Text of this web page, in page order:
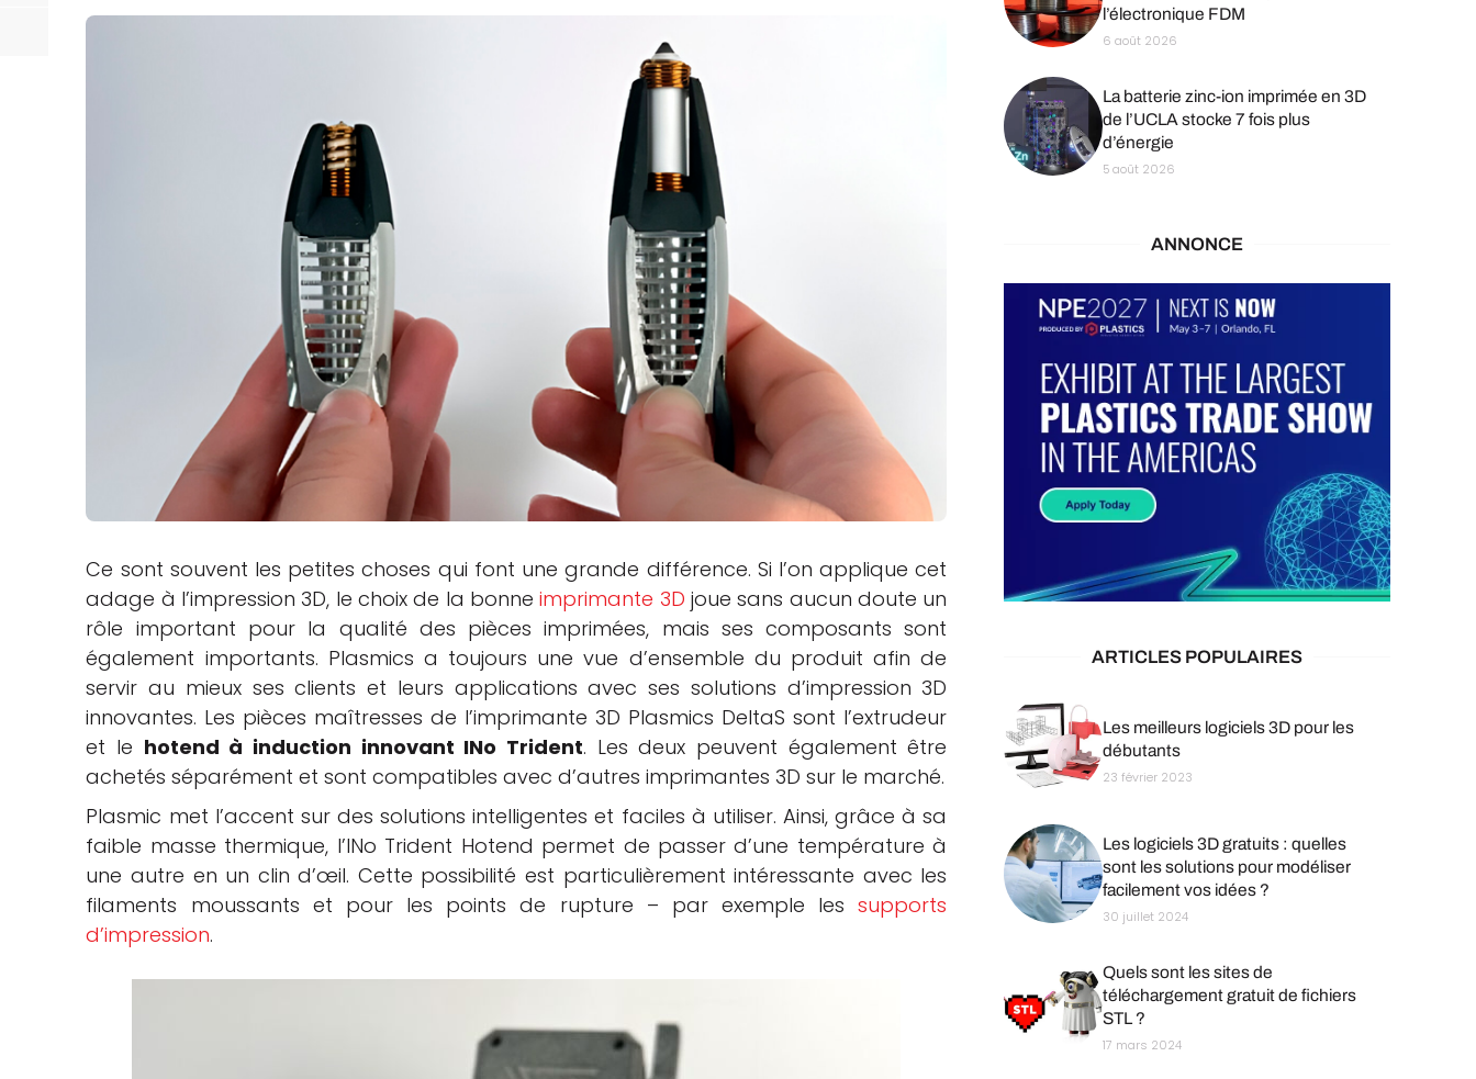
Ce sont souvent les petites choses qui font une grande différence. Si l’on applique cet
adage à l’impression 3D, le choix de la bonneimprimante 3D joue sans aucun doute un
rôle important pour la qualité des pièces imprimées, mais ses composants sont
également importants. Plasmics a toujours une vue d’ensemble du produit afin de
servir au mieux ses clients et leurs applications avec ses solutions d’impression 3D
innovantes. Les pièces maîtresses de l’imprimante 3D Plasmics DeltaS sont l’extrudeur
et le hotend à induction innovant INo Trident. Les deux peuvent également être
achetés séparément et sont compatibles avec d’autres imprimantes 3D sur le marché.
Plasmic met l’accent sur des solutions intelligentes et faciles à utiliser. Ainsi, grâce à sa
faible masse thermique, l’INo Trident Hotend permet de passer d’une température à
une autre en un clin d’œil. Cette possibilité est particulièrement intéressante avec les
filaments moussants et pour les points de rupture – par exemple lessupports
d’impression.
l’électronique FDM
6 août 2026
La batterie zinc-ion imprimée en 3D
de l’UCLA stocke 7 fois plus
d’énergie
5 août 2026
ANNONCE
ARTICLES POPULAIRES
Les meilleurs logiciels 3D pour les
débutants
23 février 2023
Les logiciels 3D gratuits : quelles
sont les solutions pour modéliser
facilement vos idées ?
30 juillet 2024
Quels sont les sites de
téléchargement gratuit de fichiers
STL ?
17 mars 2024